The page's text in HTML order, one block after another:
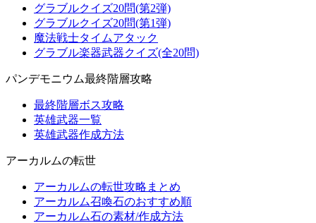
グラブルクイズ20問(第2弾)
グラブルクイズ20問(第1弾)
魔法戦士タイムアタック
グラブル楽器武器クイズ(全20問)
パンデモニウム最終階層攻略
最終階層ボス攻略
英雄武器一覧
英雄武器作成方法
アーカルムの転世
アーカルムの転世攻略まとめ
アーカルム召喚石のおすすめ順
アーカルム石の素材/作成方法